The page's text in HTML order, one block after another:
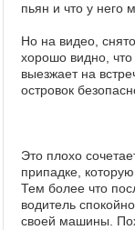
пьян и что у него
Но на видео,
хорошо видно, что
выезжает на
островок
Это плохо
припадке,
Тем более что
водитель
своей машины.